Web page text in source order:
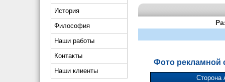
История
Философия
Наши работы
Контакты
Наши клиенты
Фото рекламной
Сторона